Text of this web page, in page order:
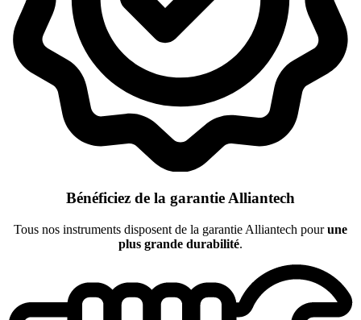
Bénéficiez de la garantie Alliantech
Tous nos instruments disposent de la garantie Alliantech pourune
plus grande durabilité.